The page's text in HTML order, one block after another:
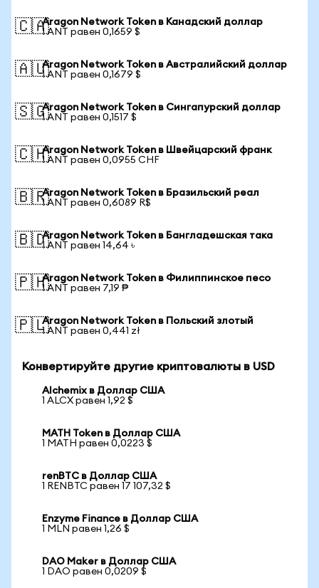
🇨🇦Aragon Network Token в Канадский доллар
1 ANT равен 0,1659 $
🇦🇺Aragon Network Token в Австралийский доллар
1 ANT равен 0,1679 $
🇸🇬Aragon Network Token в Сингапурский доллар
1 ANT равен 0,1517 $
🇨🇭Aragon Network Token в Швейцарский франк
1 ANT равен 0,0955 CHF
🇧🇷Aragon Network Token в Бразильский реал
1 ANT равен 0,6089 R$
🇧🇩Aragon Network Token в Бангладешская така
1 ANT равен 14,64 ৳
🇵🇭Aragon Network Token в Филиппинское песо
1 ANT равен 7,19 ₱
🇵🇱Aragon Network Token в Польский злотый
1 ANT равен 0,441 zł
Конвертируйте другие криптовалюты в USD
Alchemix в Доллар США
1 ALCX равен 1,92 $
MATH Token в Доллар США
1 MATH равен 0,0223 $
renBTC в Доллар США
1 RENBTC равен 17 107,32 $
Enzyme Finance в Доллар США
1 MLN равен 1,26 $
DAO Maker в Доллар США
1 DAO равен 0,0209 $